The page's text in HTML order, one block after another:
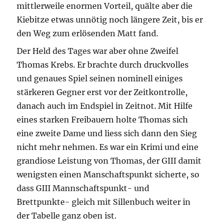
mittlerweile enormen Vorteil, quälte aber die
Kiebitze etwas unnötig noch längere Zeit, bis er
den Weg zum erlösenden Matt fand.
Der Held des Tages war aber ohne Zweifel
Thomas Krebs. Er brachte durch druckvolles
und genaues Spiel seinen nominell einiges
stärkeren Gegner erst vor der Zeitkontrolle,
danach auch im Endspiel in Zeitnot. Mit Hilfe
eines starken Freibauern holte Thomas sich
eine zweite Dame und liess sich dann den Sieg
nicht mehr nehmen. Es war ein Krimi und eine
grandiose Leistung von Thomas, der GIII damit
wenigsten einen Manschaftspunkt sicherte, so
dass GIII Mannschaftspunkt- und
Brettpunkte- gleich mit Sillenbuch weiter in
der Tabelle ganz oben ist.